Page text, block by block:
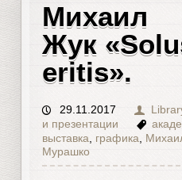
Михаил
Жук
eritis».
29.11.2017
и презентации
выставка
графика
Мурашко